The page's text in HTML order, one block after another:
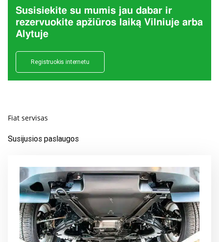
Susisiekite su mumis jau dabar ir
rezervuokite apžiūros laiką Vilniuje arba
Alytuje
Registruokis internetu
Fiat servisas
Susijusios paslaugos